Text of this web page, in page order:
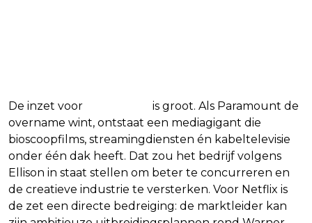
De inzet voor
is groot. Als Paramount de
overname wint, ontstaat een mediagigant die
bioscoopfilms, streamingdiensten én kabeltelevisie
onder één dak heeft. Dat zou het bedrijf volgens
Ellison in staat stellen om beter te concurreren en
de creatieve industrie te versterken. Voor Netflix is
de zet een directe bedreiging: de marktleider kan